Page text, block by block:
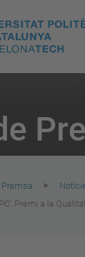
Premsa
Premi a la